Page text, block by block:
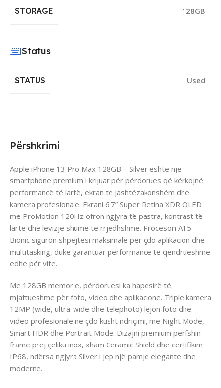
Përshkrimi
Apple iPhone 13 Pro Max 128GB – Silver është një
smartphone premium i krijuar për përdorues që kërkojnë
performancë të lartë, ekran të jashtëzakonshëm dhe
kamera profesionale. Ekrani 6.7” Super Retina XDR OLED
me ProMotion 120Hz ofron ngjyra të pastra, kontrast të
lartë dhe lëvizje shumë të rrjedhshme. Procesori A15
Bionic siguron shpejtësi maksimale për çdo aplikacion dhe
multitasking, duke garantuar performancë të qëndrueshme
edhe për vite.
Me 128GB memorje, përdoruesi ka hapësirë të
mjaftueshme për foto, video dhe aplikacione. Triple kamera
12MP (wide, ultra-wide dhe telephoto) lejon foto dhe
video profesionale në çdo kusht ndriçimi, me Night Mode,
Smart HDR dhe Portrait Mode. Dizajni premium përfshin
frame prej çeliku inox, xham Ceramic Shield dhe certifikim
IP68, ndërsa ngjyra Silver i jep një pamje elegante dhe
moderne.
STORAGE 128GB
Status
STATUS Used